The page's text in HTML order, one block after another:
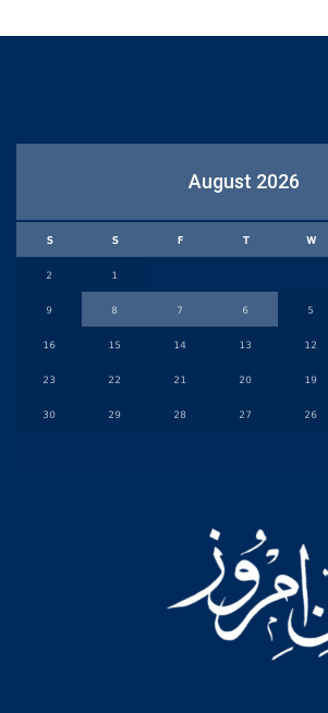
August 2026
W
T
F
S
S
1
2
5
6
7
8
9
12
13
14
15
16
19
20
21
22
23
26
27
28
29
30